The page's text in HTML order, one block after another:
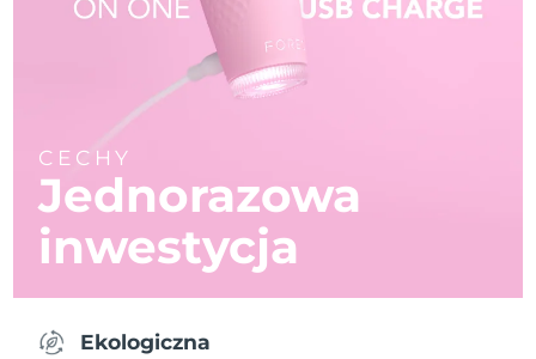
CECHY
Jednorazowa
inwestycja
Ekologiczna